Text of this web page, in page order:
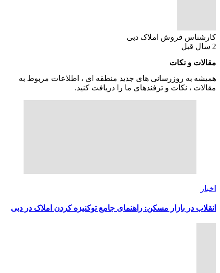
کارشناس فروش املاک دبی
2 سال قبل
مقالات و نکات
همیشه به روزرسانی های جدید منطقه ای ، اطلاعات مربوط به
مقالات ، نکات و ترفندهای ما را دریافت کنید.
اخبار
انقلاب در بازار مسکن: راهنمای جامع توکنیزه کردن املاک در دبی